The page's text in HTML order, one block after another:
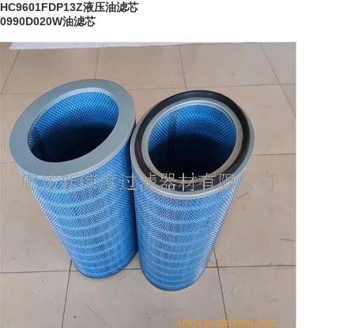
HC9601FDP13Z液压油滤芯
0990D020W油滤芯